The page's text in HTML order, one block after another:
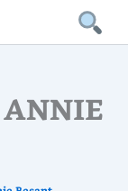
ANNIE